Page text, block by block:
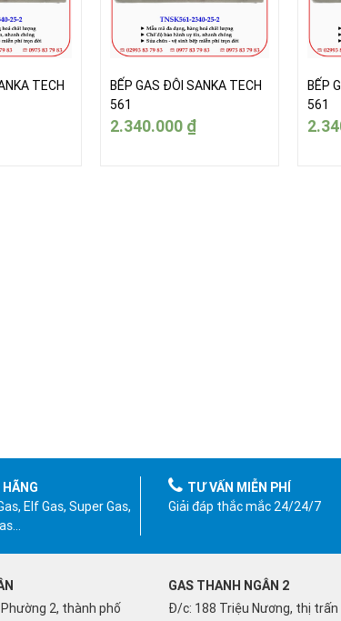
TECH
BẾP GAS ĐÔI SANKA TECH
561
2.340.000 ₫
BẾP
561
Elf Gas, Super Gas,
TƯ VẤN MIỄN PHÍ
Giải đáp thắc mắc 24/24/7
2, thành phố
GAS THANH NGÂN 2
Đ/c: 188 Triệu Nương, thị trấn